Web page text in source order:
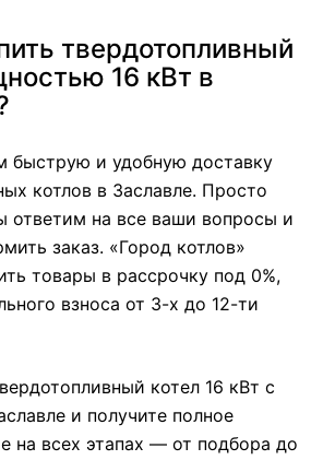
твердотопливный
16 кВт в
быструю и удобную доставку
котлов в Заславле. Просто
ответим на все ваши вопросы и
заказ. «Город котлов»
товары в рассрочку под 0%,
взноса от 3-х до 12-ти
котел 16 кВт с
и получите полное
на всех этапах — от подбора до